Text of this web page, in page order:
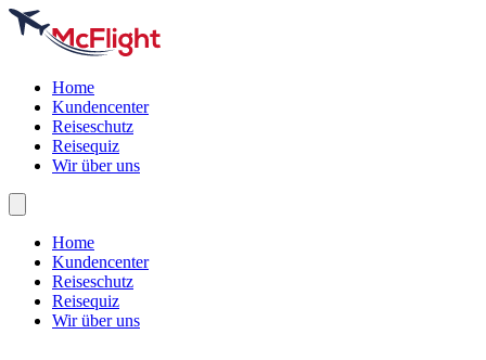
Home
Kundencenter
Reiseschutz
Reisequiz
Wir über uns
Home
Kundencenter
Reiseschutz
Reisequiz
Wir über uns